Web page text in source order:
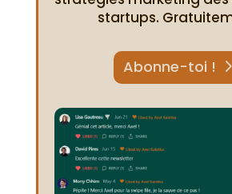
startups.
Abonne-toi !